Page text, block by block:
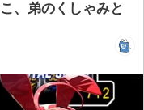
、弟のくしゃみと